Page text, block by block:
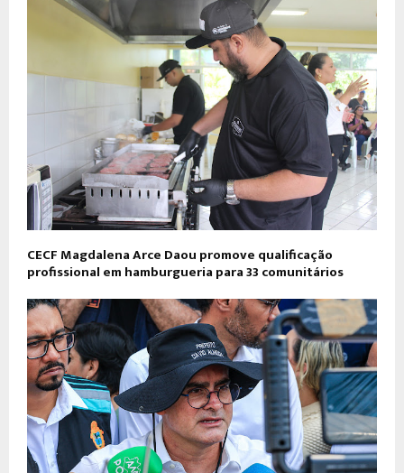
CECF Magdalena Arce Daou promove qualificação
profissional em hamburgueria para 33 comunitários